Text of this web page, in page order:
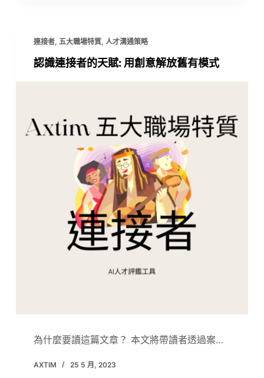
連接者, 五大職場特質, 人才溝通策略
認識連接者的天賦: 用創意解放舊有模式
為什麼要讀這篇文章？ 本文將帶讀者透過案…
AXTIM 25 5 月, 2023